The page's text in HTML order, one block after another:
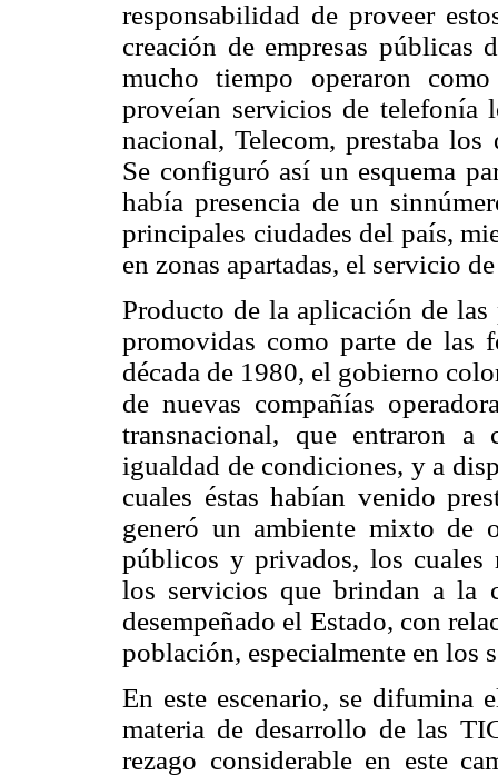
responsabilidad de proveer
creación de empresas públicas
mucho tiempo operaron
proveían servicios de
nacional, Telecom, prestaba
Se configuró así un esquema
había presencia de un
principales ciudades del país,
en zonas apartadas, el servicio
Producto de la aplicación de
promovidas como parte de las
década de 1980, el gobierno
de nuevas compañías
transnacional, que entraron a
igualdad de condiciones, y a
cuales éstas habían venido
generó un ambiente mixto de
públicos y privados, los cuales
los servicios que brindan a la
desempeñado el Estado, con
población, especialmente en los
En este escenario, se difumina
materia de desarrollo de las
rezago considerable en este